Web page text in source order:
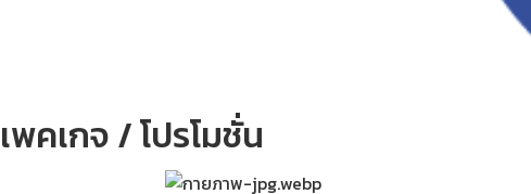
เพคเกจ / โปรโมชั่น